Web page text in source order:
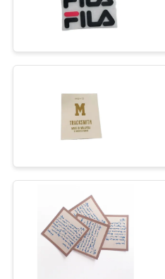
PRIVACY